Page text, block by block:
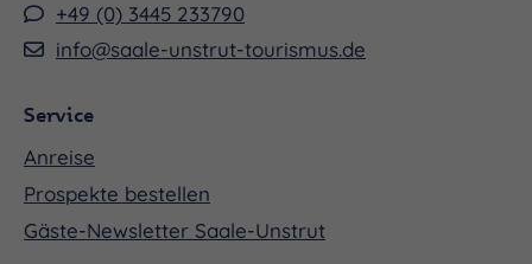
+49 (0) 3445 233790
info@saale-unstrut-tourismus.de
Service
Anreise
Prospekte bestellen
Gäste-Newsletter Saale-Unstrut